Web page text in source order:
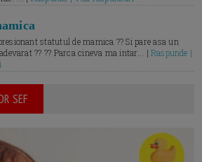
statutul de mamica ?? Si pare asa un
?? ?? Parca cineva ma intar... |Raspunde |
SEF